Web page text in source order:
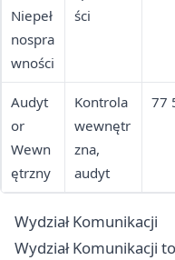
Niepeł
nospra
wności
ści
Audyt
or
Wewn
ętrzny
Kontrola
wewnętr
zna,
audyt
77
Wydział Komunikacji
Wydział Komunikacji